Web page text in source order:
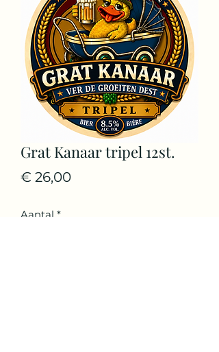
Grat Kanaar tripel 12st.
€ 26,00Prijs
Aantal *